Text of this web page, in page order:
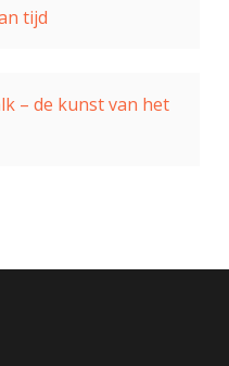
tijd
– de kunst van het